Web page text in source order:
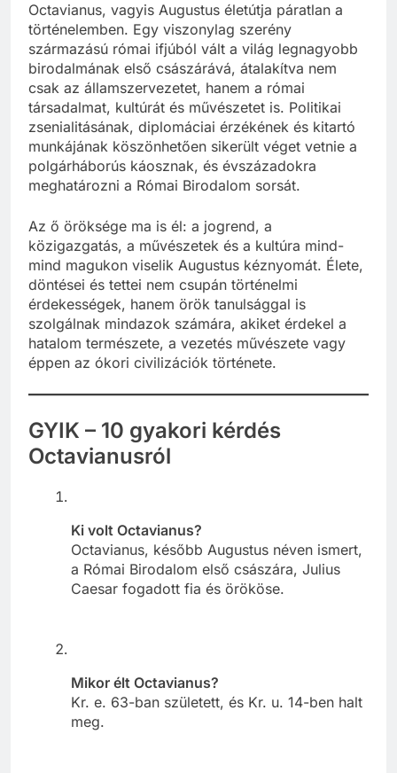
Octavianus, vagyis Augustus életútja páratlan a
történelemben. Egy viszonylag szerény
származású római ifjúból vált a világ legnagyobb
birodalmának első császárává, átalakítva nem
csak az államszervezetet, hanem a római
társadalmat, kultúrát és művészetet is. Politikai
zsenialitásának, diplomáciai érzékének és kitartó
munkájának köszönhetően sikerült véget vetnie a
polgárháborús káosznak, és évszázadokra
meghatározni a Római Birodalom sorsát.
Az ő öröksége ma is él: a jogrend, a
közigazgatás, a művészetek és a kultúra mind-
mind magukon viselik Augustus kéznyomát. Élete,
döntései és tettei nem csupán történelmi
érdekességek, hanem örök tanulsággal is
szolgálnak mindazok számára, akiket érdekel a
hatalom természete, a vezetés művészete vagy
éppen az ókori civilizációk története.
GYIK – 10 gyakori kérdés
Octavianusról
Ki volt Octavianus?
Octavianus, később Augustus néven ismert,
a Római Birodalom első császára, Julius
Caesar fogadott fia és örököse.
Mikor élt Octavianus?
Kr. e. 63-ban született, és Kr. u. 14-ben halt
meg.